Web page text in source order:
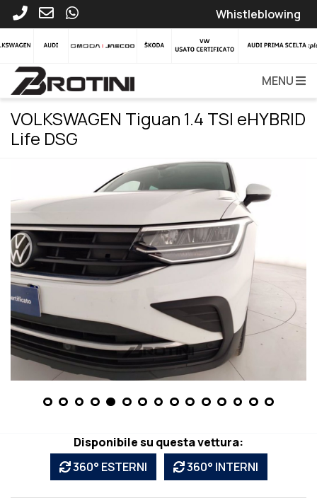
Whistleblowing
MENU
VOLKSWAGEN Tiguan 1.4 TSI eHYBRID
Life DSG
Disponibile su questa vettura:
360° ESTERNI
360° INTERNI